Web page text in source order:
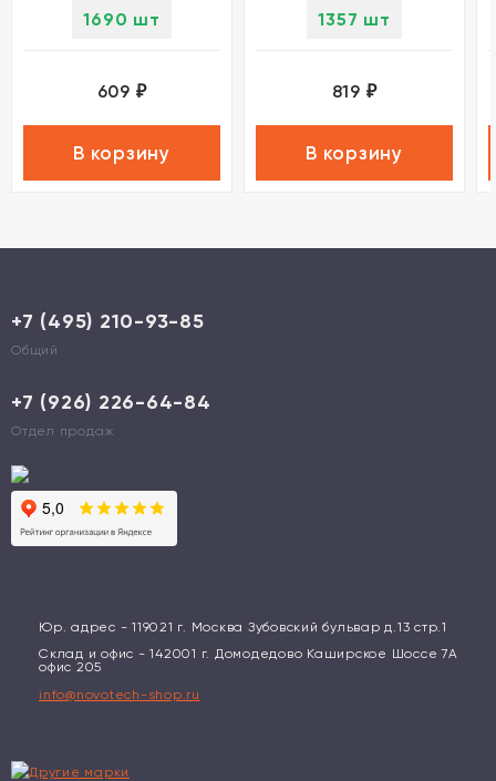
1690 шт
609 ₽
В корзину
1357 шт
819 ₽
В корзину
+7 (495) 210-93-85
Общий
+7 (926) 226-64-84
Отдел продаж
Юр. адрес - 119021 г. Москва Зубовский бульвар д.13 стр.1
Склад и офис - 142001 г. Домодедово Каширское Шоссе 7А
офис 205
info@novotech-shop.ru